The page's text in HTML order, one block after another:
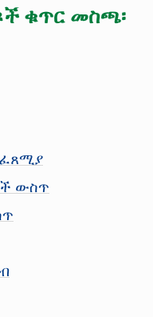
ቁጥር መስጫ፡
ውስጥ